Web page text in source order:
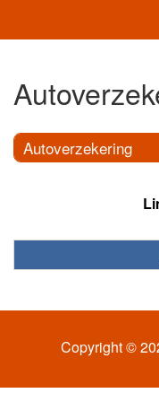
Autoverzekering
Copyright ©